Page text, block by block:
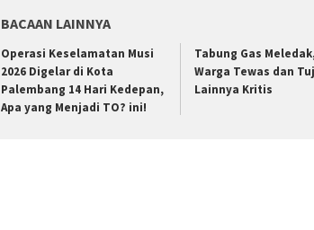
BACAAN LAINNYA
Operasi Keselamatan Musi
2026 Digelar di Kota
Palembang 14 Hari Kedepan,
Apa yang Menjadi TO? ini!
Tabung Gas
Warga Tewas dan
Lainnya Kritis